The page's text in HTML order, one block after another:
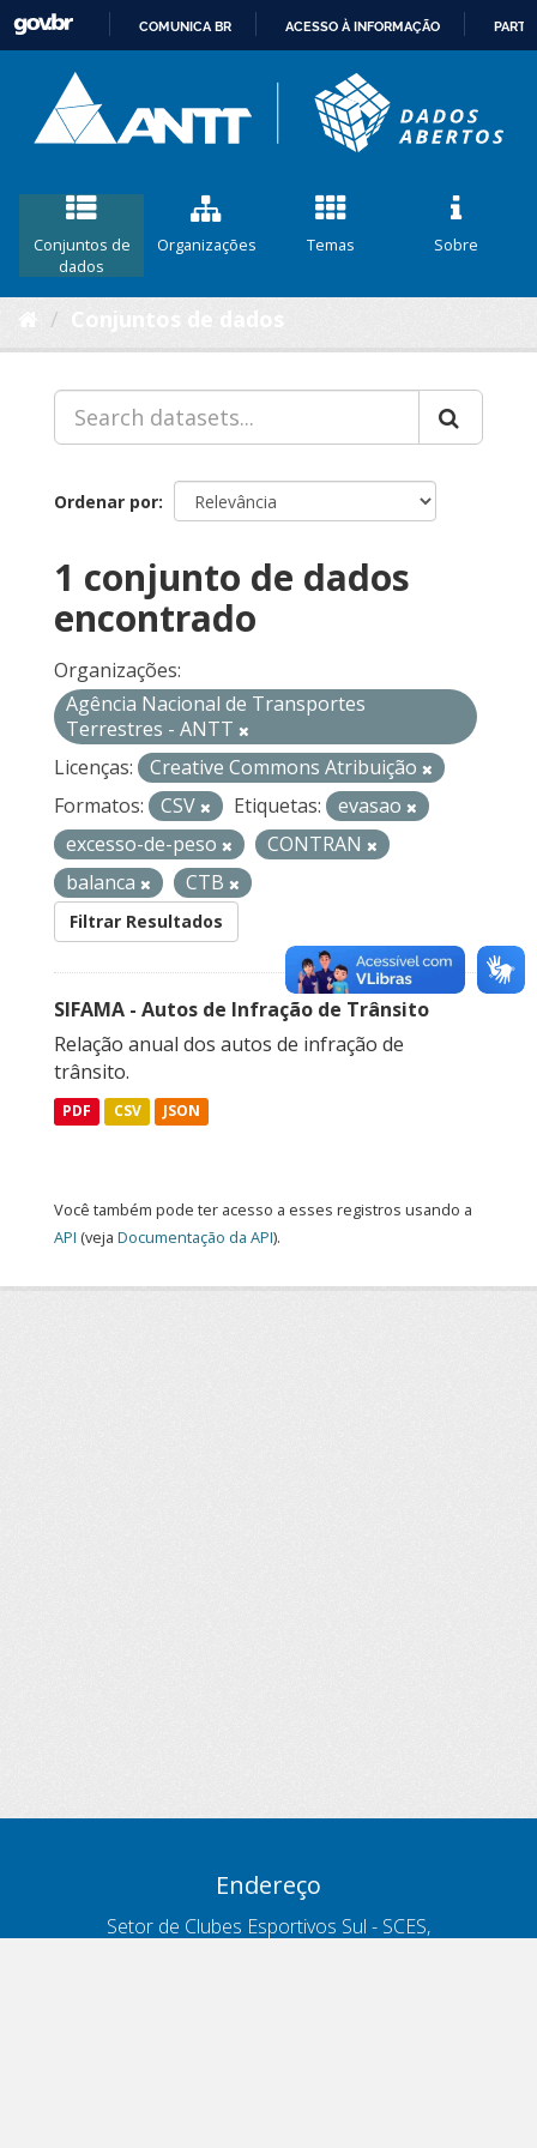
CONTEÚDO
COMUNICA BR ACESSO À INFORMAÇÃO
Conjuntos de
dados
Organizações Temas Sobre
Ordenar por
1 conjunto de dados
encontrado
Organizações:
Agência Nacional de Transportes
Terrestres - ANTT
Licenças:
Creative Commons Atribuição
Formatos:
CSV Etiquetas:
evasao
excesso-de-peso
CONTRAN
balanca
CTB
Filtrar Resultados
SIFAMA - Autos de Infração de Trânsito
Relação anual dos autos de infração de
trânsito.
PDF CSV JSON
Você também pode ter acesso a esses registros usando a
API (veja Documentação da API).
Endereço
Setor de Clubes Esportivos Sul - SCES,